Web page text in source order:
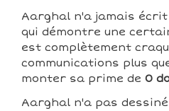
Aarghal n'a jamais
qui démontre une
est complètement
communications plus
monter sa prime de 0
Aarghal n'a pas dessiné